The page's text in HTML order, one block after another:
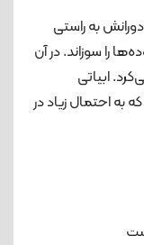
به راستی
را سوزاند. در آن
ابیاتی
به احتمال زیاد در